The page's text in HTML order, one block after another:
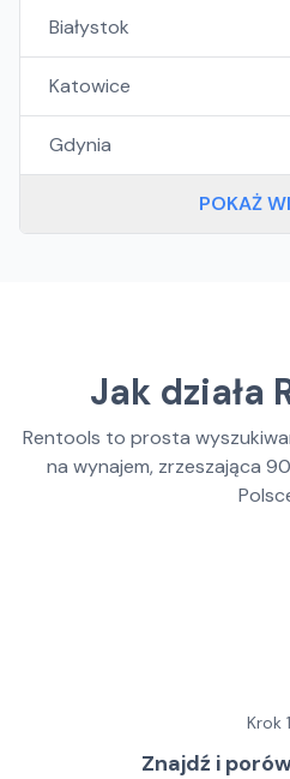
Białystok
Katowice
Gdynia
POKAŻ
Jak działa
Rentools to prosta
na wynajem, zrzeszająca
Krok 1
Znajdź i